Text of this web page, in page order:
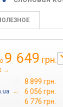
9 649 грн.
→
8 899 грн.
→ 6 056 грн.
6 776 грн.